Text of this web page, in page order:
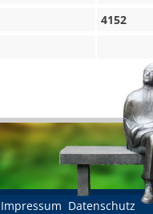
4152
Impressum Datenschutz